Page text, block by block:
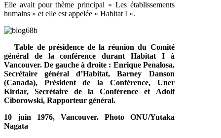
Elle avait pour thème principal « Les établissements
humains » et elle est appelée « Habitat I ».
Table de présidence de la réunion du Comité
général de la conférence durant Habitat I à
Vancouver. De gauche à droite : Enrique Penalosa,
Secrétaire général d’Habitat, Barney Danson
(Canada), Président de la Conférence, Uner
Kirdar, Secrétaire de la Conférence et Adolf
Ciborowski, Rapporteur général.
10 juin 1976, Vancouver. Photo ONU/Yutaka
Nagata